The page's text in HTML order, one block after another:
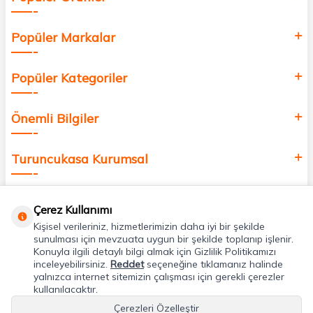
Popüler Markalar
Popüler Kategoriler
Önemli Bilgiler
Turuncukasa Kurumsal
Uygulamalarımız
Adres & İletişim
Çerez Kullanımı
Kişisel verileriniz, hizmetlerimizin daha iyi bir şekilde
sunulması için mevzuata uygun bir şekilde toplanıp işlenir.
Konuyla ilgili detaylı bilgi almak için Gizlilik Politikamızı
inceleyebilirsiniz. Reddetseçeneğine tıklamanız halinde
yalnızca internet sitemizin çalışması için gerekli çerezler
kullanılacaktır.
Çerezleri Özelleştir